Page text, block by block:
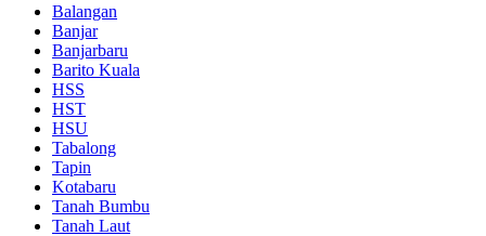
Balangan
Banjar
Banjarbaru
Barito Kuala
HSS
HST
HSU
Tabalong
Tapin
Kotabaru
Tanah Bumbu
Tanah Laut